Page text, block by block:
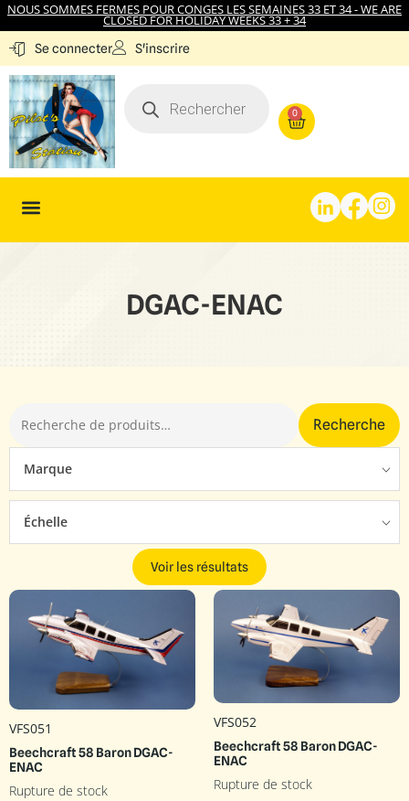
NOUS SOMMES FERMES POUR CONGES LES SEMAINES 33 ET 34 - WE ARE
CLOSED FOR HOLIDAY WEEKS 33 + 34
Se connecter S'inscrire
0
DGAC-ENAC
Recherche
Marque
Échelle
Voir les résultats
VFS051
Beechcraft 58 Baron DGAC-
ENAC
Rupture de stock
VFS052
Beechcraft 58 Baron DGAC-
ENAC
Rupture de stock